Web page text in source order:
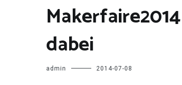
dabei
admin 2014-07-08